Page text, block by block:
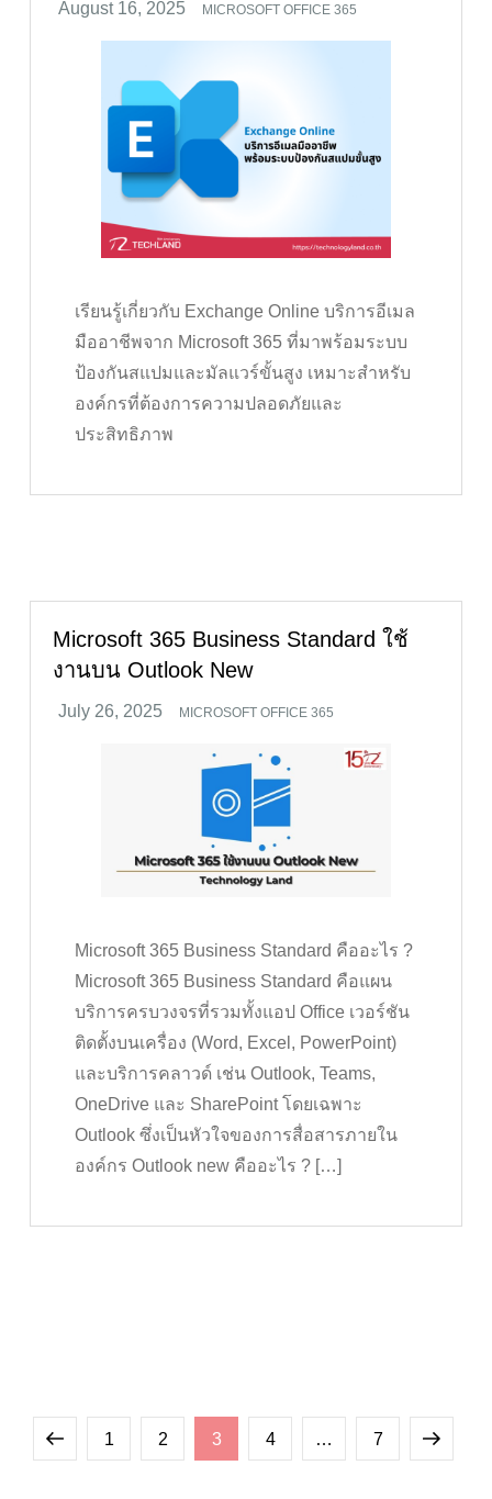
MICROSOFT OFFICE 365
เรียนรู้เกี่ยวกับ Exchange Online บริการอีเมล
มืออาชีพจาก Microsoft 365 ที่มาพร้อมระบบ
ป้องกันสแปมและมัลแวร์ขั้นสูง เหมาะสำหรับ
องค์กรที่ต้องการความปลอดภัยและ
ประสิทธิภาพ
Microsoft 365 Business Standard ใช้
งานบน Outlook New
MICROSOFT OFFICE 365
Microsoft 365 Business Standard คืออะไร ?
Microsoft 365 Business Standard คือแผน
บริการครบวงจรที่รวมทั้งแอป Office เวอร์ชัน
ติดตั้งบนเครื่อง (Word, Excel, PowerPoint)
และบริการคลาวด์ เช่น Outlook, Teams,
OneDrive และ SharePoint โดยเฉพาะ
Outlook ซึ่งเป็นหัวใจของการสื่อสารภายใน
องค์กร Outlook new คืออะไร ? […]
Posts
PreviousPage
1 Page
2 Page
3 Page
4 … Page
7 Next